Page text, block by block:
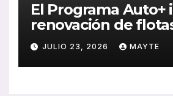
El Programa Auto+
renovación de
ayudas a vehículos
ligeros
JULIO 23, 2026 MAYTE